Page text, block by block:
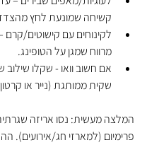
קשיחה שמונעת לחץ
לקינוחים עם קישוטים/קרם
מרווח שמגן על הטופינג.
אם חשוב וואו - שקלו
שקית ממותגת (נייר או
המלצה מעשית: נסו אריזה
פרימיום (למארזי חג/אירועים).